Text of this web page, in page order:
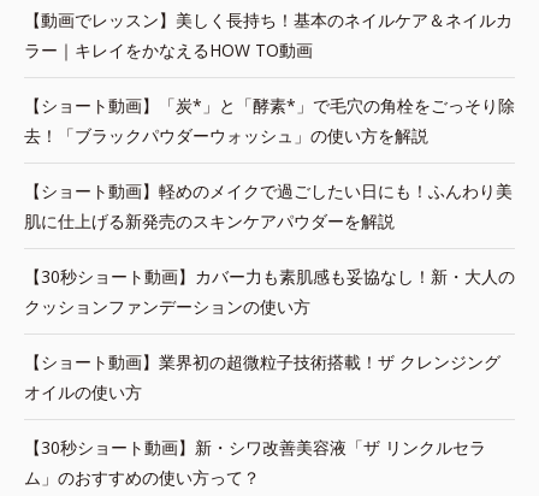
【動画でレッスン】美しく長持ち！基本のネイルケア＆ネイルカ
ラー｜キレイをかなえるHOW TO動画
【ショート動画】「炭*」と「酵素*」で毛穴の角栓をごっそり除
去！「ブラックパウダーウォッシュ」の使い方を解説
【ショート動画】軽めのメイクで過ごしたい日にも！ふんわり美
肌に仕上げる新発売のスキンケアパウダーを解説
【30秒ショート動画】カバー力も素肌感も妥協なし！新・大人の
クッションファンデーションの使い方
【ショート動画】業界初の超微粒子技術搭載！ザ クレンジング
オイルの使い方
【30秒ショート動画】新・シワ改善美容液「ザ リンクルセラ
ム」のおすすめの使い方って？